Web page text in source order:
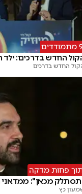
החדש בדרכים: ילד
החדש בדרכים
פחות מדקה
מכאן": ממדאני
כץ